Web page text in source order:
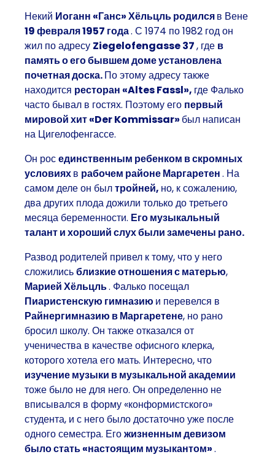
Некий Иоганн «Ганс» Хёльцль родилсяв Вене
19 февраля 1957 года. С 1974 по 1982 год он
жил по адресу Ziegelofengasse 37, где в
память о его бывшем доме установлена
почетная доска.По этому адресу также
находится ресторан «Altes Fassl», где Фалько
часто бывал в гостях. Поэтому его первый
мировой хит «Der Kommissar» был написан
на Цигелофенгассе.
Он росединственным ребенком в скромных
условияхв рабочем районе Маргаретен. На
самом деле он былтройней, но, к сожалению,
два других плода дожили только до третьего
месяца беременности. Его музыкальный
талант и хороший слух были замечены рано.
Развод родителей привел к тому, что у него
сложилисьблизкие отношения с матерью,
Марией Хёльцль. Фалько посещал
Пиаристенскую гимназию и перевелся в
Райнергимназию в Маргаретене, но рано
бросил школу. Он также отказался от
ученичества в качестве офисного клерка,
которого хотела его мать. Интересно, что
изучение музыки в музыкальной академии
тоже было не для него. Он определенно не
вписывался в форму «конформистского»
студента, и с него было достаточно уже после
одного семестра. Егожизненным девизом
было стать «настоящим музыкантом».